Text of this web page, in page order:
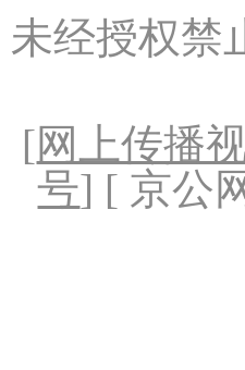
未经授权禁
[网上传播
号] [ 京公